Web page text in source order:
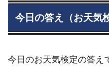
今日の答え（お天気
今日のお天気検定の答え